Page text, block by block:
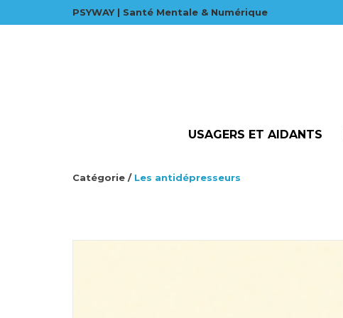
PSYWAY | Santé Mentale & Numérique
USAGERS ET AIDANTS
Catégorie / Les antidépresseurs